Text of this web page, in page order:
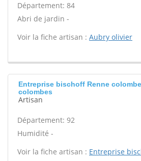
Département: 84
Abri de jardin -
Voir la fiche artisan : Aubry olivier
Entreprise bischoff Renne
colombes
Artisan
Département: 92
Humidité -
Voir la fiche artisan : Entreprise